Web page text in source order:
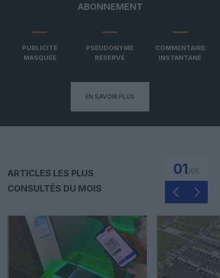
ABONNEMENT
PUBLICITÉ
MASQUÉE
PSEUDONYME
RÉSERVÉ
COMMENTAIRE
INSTANTANÉ
EN SAVOIR PLUS
ARTICLES LES PLUS
CONSULTÉS DU MOIS
01